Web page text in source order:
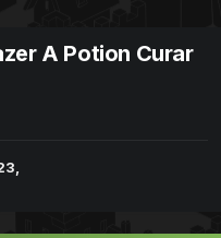
A Potion Curar
,